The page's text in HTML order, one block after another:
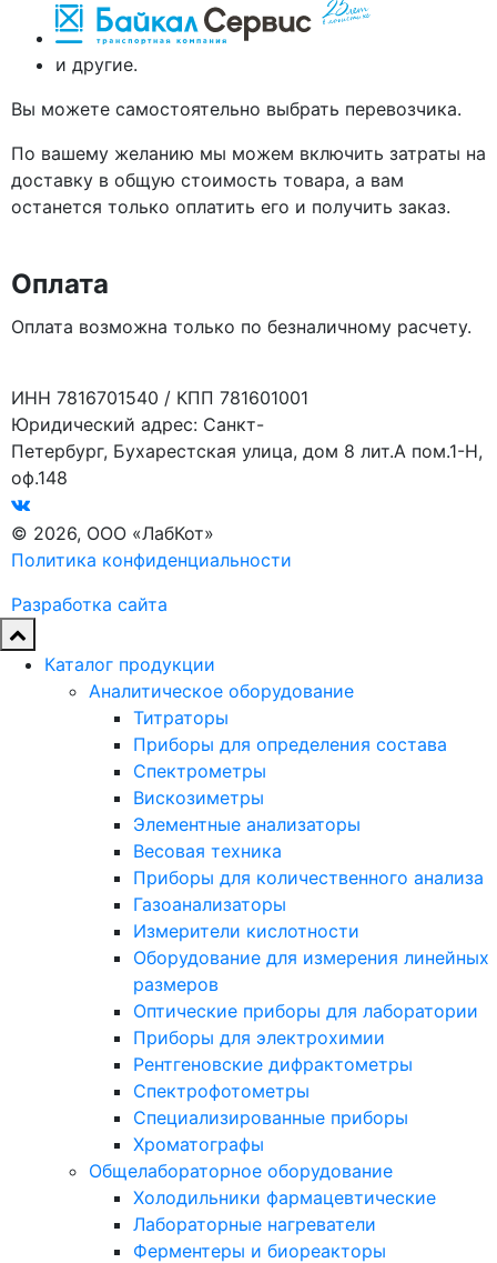
и другие.
Вы можете самостоятельно выбрать перевозчика.
По вашему желанию мы можем включить затраты на
доставку в общую стоимость товара, а вам
останется только оплатить его и получить заказ.
Оплата
Оплата возможна только по безналичному расчету.
ИНН 7816701540 / КПП 781601001
Юридический адрес: Санкт-
Петербург, Бухарестская улица, дом 8 лит.А пом.1-Н,
оф.148
© 2026, ООО «ЛабКот»
Политика конфиденциальности
Разработка сайта
Каталог продукции
Аналитическое оборудование
Титраторы
Приборы для определения состава
Спектрометры
Вискозиметры
Элементные анализаторы
Весовая техника
Приборы для количественного анализа
Газоанализаторы
Измерители кислотности
Оборудование для измерения линейных
размеров
Оптические приборы для лаборатории
Приборы для электрохимии
Рентгеновские дифрактометры
Спектрофотометры
Специализированные приборы
Хроматографы
Общелабораторное оборудование
Холодильники фармацевтические
Лабораторные нагреватели
Ферментеры и биореакторы